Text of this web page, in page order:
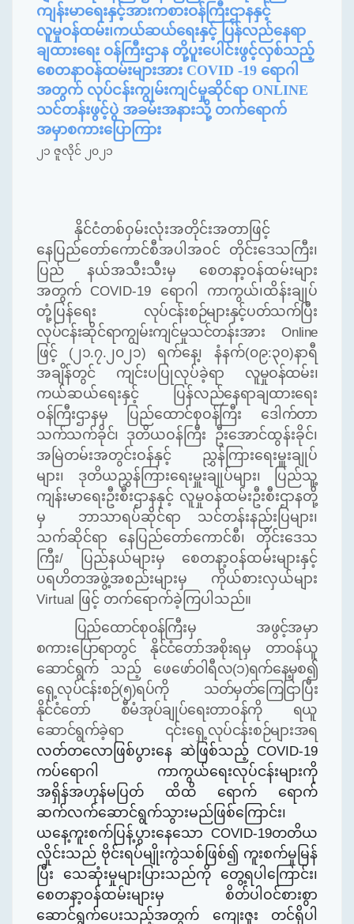
ကျန်းမာရေးနှင့်အားကစားဝန်ကြီးဌာနနှင့်
လူမှုဝန်ထမ်း၊ကယ်ဆယ်ရေးနှင့် ပြန်လည်နေရာ
ချထားရေး ဝန်ကြီးဌာန တို့ပူးပေါင်းဖွင့်လှစ်သည့်
စေတနာဝန်ထမ်းများအား COVID -19 ရောဂါ
အတွက် လုပ်ငန်းကျွမ်းကျင်မှုဆိုင်ရာ ONLINE
သင်တန်းဖွင့်ပွဲ အခမ်းအနားသို့ တက်ရောက်
အမှာစကားပြောကြား
၂၁ ဇူလိုင် ၂၀၂၁
နိုင်ငံတစ်ဝှမ်းလုံးအတိုင်းအတာဖြင့်
နေပြည်တော်ကောင်စီအပါအဝင် တိုင်းဒေသကြီး၊
ပြည် နယ်အသီးသီးမှ စေတနာ့ဝန်ထမ်းများ
အတွက် COVID-19 ရောဂါ ကာကွယ်၊ထိန်းချုပ်
တုံ့ပြန်ရေး လုပ်ငန်းစဉ်များနှင့်ပတ်သက်ပြီး
လုပ်ငန်းဆိုင်ရာကျွမ်းကျင်မှုသင်တန်းအား Online
ဖြင့် (၂၁.၇. ၂၀၂၁) ရက်နေ့၊ နံနက်(၀၉:၃၀)နာရီ
အချိန်တွင် ကျင်းပပြုလုပ်ခဲ့ရာ လူမှုဝန်ထမ်း၊
ကယ်ဆယ်ရေးနှင့်
ပြန်လည်နေရာချထားရေး
ဝန်ကြီးဌာနမှ ပြည်ထောင်စုဝန်ကြီး ဒေါက်တာ
သက်သက်ခိုင်၊ ဒုတိယဝန်ကြီး ဦးအောင်ထွန်းခိုင်၊
အမြဲတမ်းအတွင်းဝန်နှင့် ညွှန်ကြားရေးမှူးချုပ်
များ၊ ဒုတိယညွှန်ကြားရေးမှူးချုပ်များ၊ ပြည်သူ့
ကျန်းမာရေးဦးစီးဌာနနှင့် လူမှုဝန်ထမ်းဦးစီးဌာနတို့
မှ ဘာသာရပ်ဆိုင်ရာ သင်တန်းနည်းပြများ၊
သက်ဆိုင်ရာ နေပြည်တော်ကောင်စီ၊ တိုင်းဒေသ
ကြီး/
ပြည်နယ်များမှ စေတနာ့ဝန်ထမ်းများနှင့်
ပရဟိတအဖွဲ့အစည်းများမှ ကိုယ်စားလှယ်များ
Virtual ဖြင့် တက်ရောက်ခဲ့ကြပါသည်။
ပြည်ထောင်စုဝန်ကြီးမှ
အဖွင့်အမှာ
စကားပြောရာတွင် နိုင်ငံတော်အစိုးရမှ တာဝန်ယူ
ဆောင်ရွက် သည့် ဖေဖော်ဝါရီလ(၁)ရက်နေ့မှစ၍
ရှေ့လုပ်ငန်းစဉ်(၅)ရပ်ကို သတ်မှတ်ကြေငြာပြီး
နိုင်ငံတော် စီမံအုပ်ချုပ်ရေးတာဝန်ကို ရယူ
ဆောင်ရွက်ခဲ့ရာ ၎င်းရှေ့လုပ်ငန်းစဉ်များအရ
လတ်တလောဖြစ်ပွားနေ ဆဲဖြစ်သည့် COVID-19
ကပ်ရောဂါ ကာကွယ်ရေးလုပ်ငန်းများကို
အရှိန်အဟုန်မပြတ် ထိထိ ရောက် ရောက်
ဆက်လက်ဆောင်ရွက်သွားမည်ဖြစ်ကြောင်း၊
ယနေ့ကူးစက်ပြန့်ပွားနေသော COVID-19တတိယ
လှိုင်းသည် ဗိုင်းရပ်မျိုးကွဲသစ်ဖြစ်၍ ကူးစက်မှုမြန်
ပြီး သေဆုံးမှုများပြားသည်ကို တွေ့ရပါကြောင်း၊
စေတနာ့ဝန်ထမ်းများမှ စိတ်ပါဝင်စားစွာ
ဆောင်ရွက်ပေးသည့်အတွက် ကျေးဇူး တင်ရှိပါ